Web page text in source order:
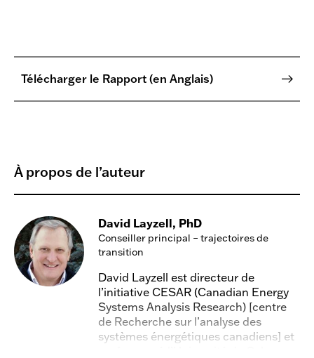
Télécharger le Rapport (en Anglais)
À propos de l’auteur
David Layzell, PhD
Conseiller principal – trajectoires de
transition
David Layzell est directeur de
l’initiative CESAR (Canadian Energy
Systems Analysis Research) [centre
de Recherche sur l’analyse des
systèmes énergétiques canadiens] et